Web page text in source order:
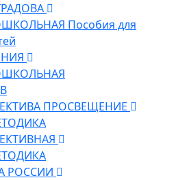
Пособия для
ПРОСВЕЩЕНИЕ
РОССИИ